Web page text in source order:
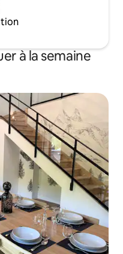
à la semaine
plus aimés